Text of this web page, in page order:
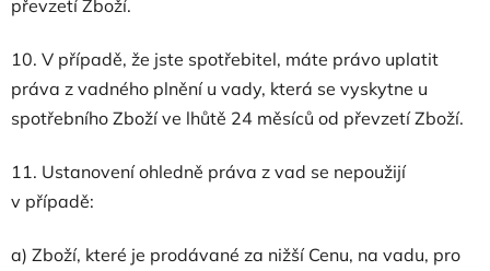
převzetí Zboží.
10. V případě, že jste spotřebitel, máte právo uplatit
práva z vadného plnění u vady, která se vyskytne u
spotřebního Zboží ve lhůtě 24 měsíců od převzetí Zboží.
11. Ustanovení ohledně práva z vad se nepoužijí
v případě:
a) Zboží, které je prodávané za nižší Cenu, na vadu, pro